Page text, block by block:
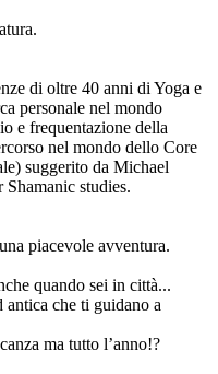
di oltre 40 anni di Yoga e
personale nel mondo
e frequentazione della
nel mondo dello Core
suggerito da Michael
studies.
piacevole avventura.
quando sei in città...
antica che ti guidano a
ma tutto l’anno!?